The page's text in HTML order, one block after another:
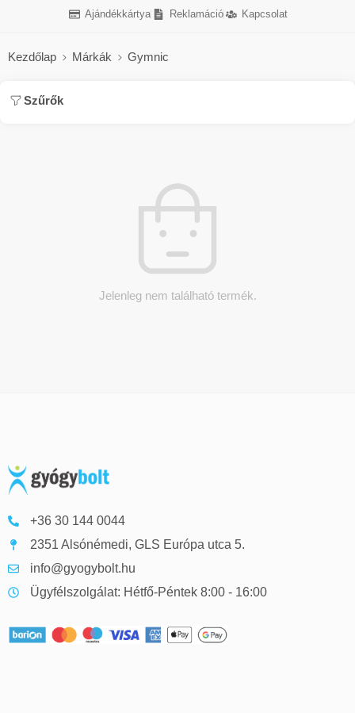
Ajándékkártya Reklamáció Kapcsolat
Kezdőlap Márkák Gymnic
Szűrők
Jelenleg nem található termék.
+36 30 144 0044
2351 Alsónémedi, GLS Európa utca 5.
info@gyogybolt.hu
Ügyfélszolgálat: Hétfő-Péntek 8:00 - 16:00